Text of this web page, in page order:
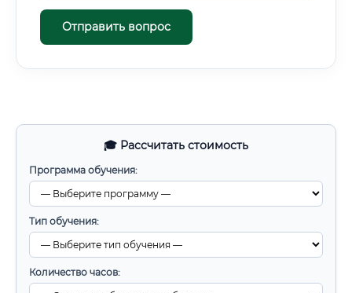
🎓 Рассчитать стоимость
Программа обучения:
Тип обучения:
Количество часов:
Отправить вопрос